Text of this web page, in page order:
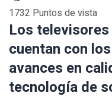
1732 Puntos de vista
Los
cuentan con
avances en
tecnología de